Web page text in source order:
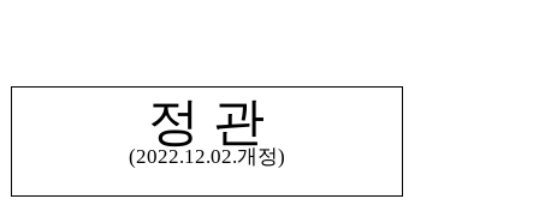
정 관
(2022.12.02.개정)